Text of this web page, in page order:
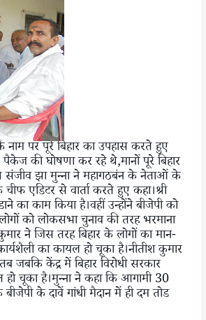
के नाम पर पूरे बिहार का उपहास करते हुए
की घोषणा कर रहे थे,मानों पूरे बिहार
संजीव झा मुन्ना ने महागठबंन के नेताओं के
एडिटर से वार्ता करते हुए कहा।श्री
का काम किया है।वहीं उन्होंने बीजेपी को
को लोकसभा चुनाव की तरह भरमाना
ने जिस तरह बिहार के लोगों का मान-
का कायल हो चूका है।नीतीश कुमार
केंद्र में बिहार विरोधी सरकार
चूका है।मुन्ना ने कहा कि आगामी 30
के दावें गांधी मैदान में ही दम तोड